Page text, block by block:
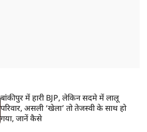
बांकीपुर में हारी BJP, लेकिन सदमे में लालू
परिवार, असली ‘खेला’ तो तेजस्वी के साथ हो
गया, जानें कैसे